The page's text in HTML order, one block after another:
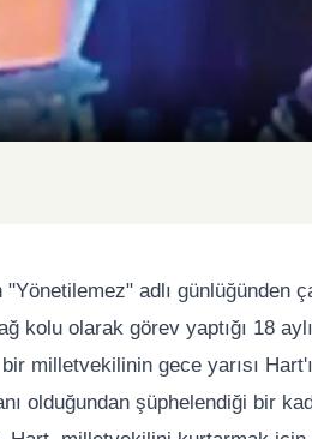
adlı günlüğünden
kolu olarak görev yaptığı 18
milletvekilinin gece yarısı
olduğundan şüphelendiği bir